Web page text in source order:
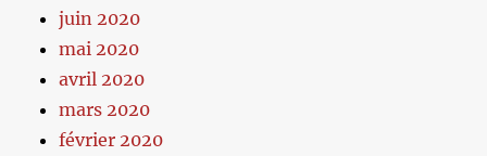
juin 2020
mai 2020
avril 2020
mars 2020
février 2020